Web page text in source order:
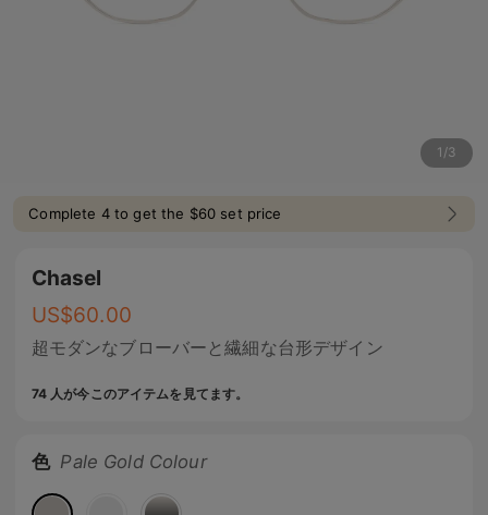
1 /3
Complete 4 to get the $60 set price
Chasel
US$60.00
超モダンなブローバーと繊細な台形デザイン
74 人が今このアイテムを見てます。
色 Pale Gold Colour